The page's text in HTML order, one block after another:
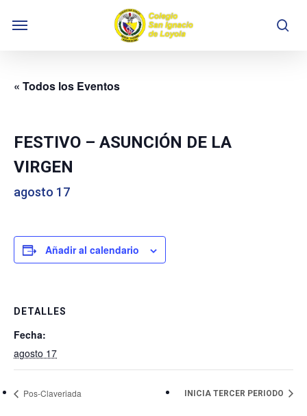
Menu
« Todos los Eventos
FESTIVO – ASUNCIÓN DE LA
VIRGEN
agosto 17
Añadir al calendario
DETALLES
Fecha:
agosto 17
Pos-Claveriada INICIA TERCER PERIODO